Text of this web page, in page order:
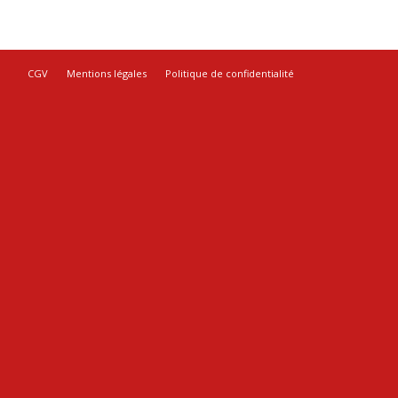
CGV Mentions légales Politique de confidentialité